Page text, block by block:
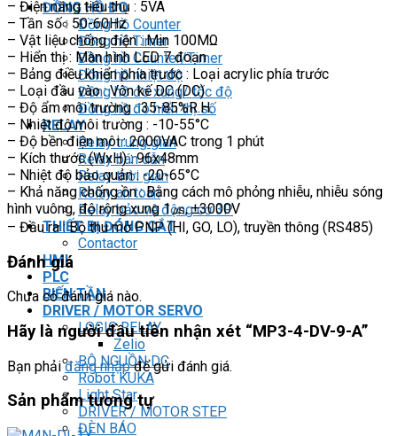
ĐỒNG HỒ ĐO
Đồng hồ Counter
Đồng hồ Timer
Đồng hồ Counter/Timer
Đồng hồ nhiệt độ
Đồng hồ đo xung/ tốc độ
Đồng hồ đo hiển thị số
RELAY
Relay trung gian
Relay bán dẫn
Relay thời gian
Relay an toàn
Relay bảo vệ động cơ 3P
THIẾT BỊ ĐÓNG CẮT
Contactor
HMI
PLC
BIẾN TẦN
DRIVER / MOTOR SERVO
LOGIC RELAY
Zelio
BỘ NGUỒN DC
Robot KUKA
Light Star
DRIVER / MOTOR STEP
ĐÈN BÁO
– Điện năng tiêu thụ : 5VA
– Tần số : 50-60Hz
– Vật liệu chống điện : Min 100MΩ
– Hiển thị : Màn hình LED 7 đoạn
– Bảng điều khiển phía trước : Loại acrylic phía trước
– Loại đầu vào : Vôn kế DC (DC)
– Độ ẩm môi trường : 35-85%R.H.
– Nhiệt độ môi trường : -10-55°C
– Độ bền điện môi : 2000VAC trong 1 phút
– Kích thước (WxH) : 96x48mm
– Nhiệt độ bảo quản : -20-65°C
– Khả năng chống ồn : Bằng cách mô phỏng nhiễu, nhiễu sóng
hình vuông, độ rộng xung 1㎲, ±3000V
– Đầu ra : Bộ thu mở PNP (HI, GO, LO), truyền thông (RS485)
Đánh giá
Chưa có đánh giá nào.
Hãy là người đầu tiên nhận xét “MP3-4-DV-9-A”
Bạn phảiđăng nhậpđể gửi đánh giá.
Sản phẩm tương tự